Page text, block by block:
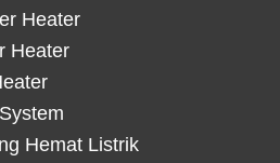
Heater
Heater
Hemat Listrik